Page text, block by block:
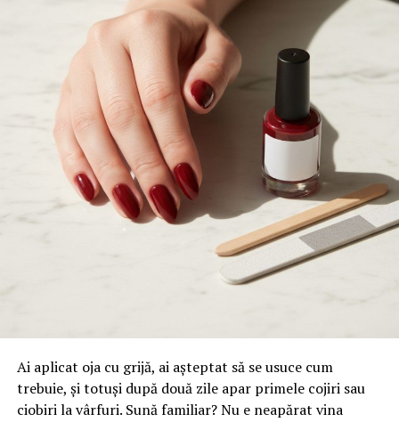
Ai aplicat oja cu grijă, ai așteptat să se usuce cum
trebuie, și totuși după două zile apar primele cojiri sau
ciobiri la vârfuri. Sună familiar? Nu e neapărat vina